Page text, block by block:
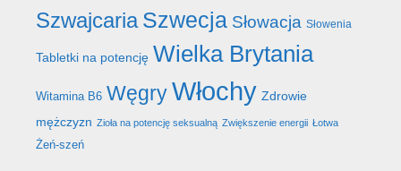
Szwajcaria Szwecja Słowacja Słowenia
Tabletki na potencję Wielka Brytania
Witamina B6 WęgryWłochy Zdrowie
mężczyzn Zioła na potencję seksualną Zwiększenie energii Łotwa
Żeń-szeń